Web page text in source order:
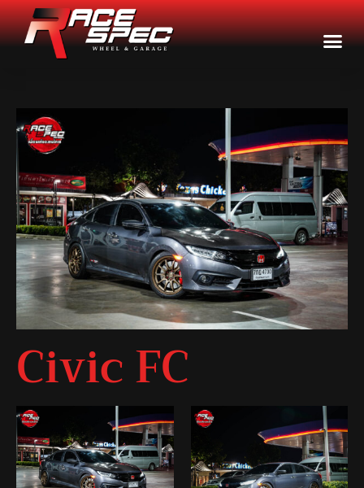
Civic FC